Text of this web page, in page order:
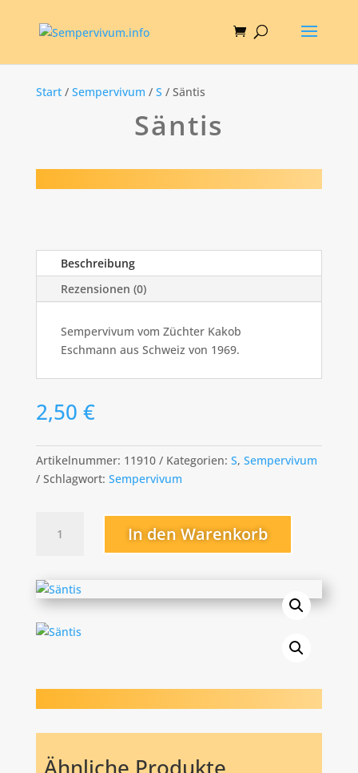
Start/ Sempervivum / S / Säntis
Säntis
Beschreibung
Rezensionen (0)
Sempervivum vom Züchter Kakob
Eschmann aus Schweiz von 1969.
2,50 €
Artikelnummer: 11910 Kategorien: S, Sempervivum
Schlagwort: Sempervivum
Menge
In den Warenkorb